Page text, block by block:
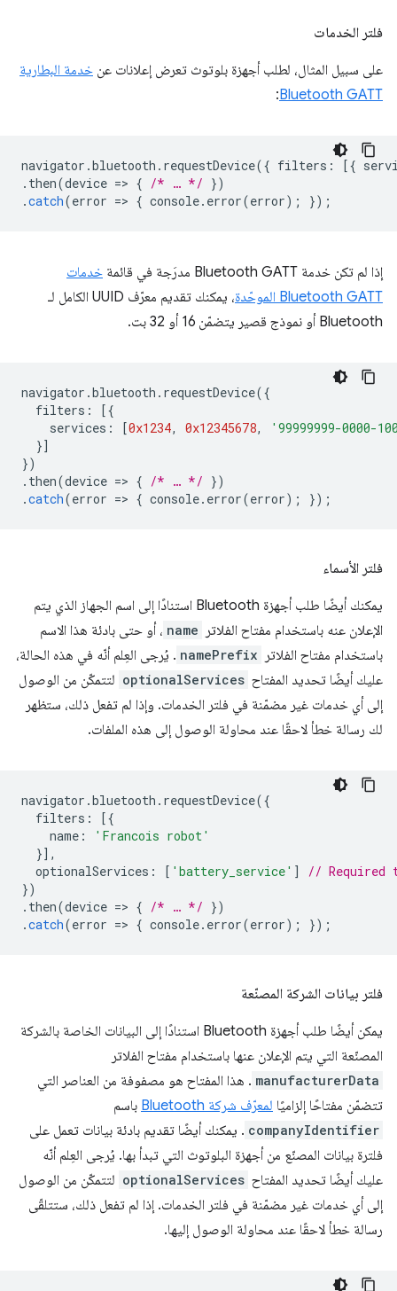
فلتر الخدمات
على سبيل المثال، لطلب أجهزة بلوتوث تعرض إعلانات عن خدمة البطارية
Bluetooth GATT
:
navigator .bluetooth . requestDevice({ filters : [{
. then(device => { /* … */ })
.catch(error => { console. error(error); });
إذا لم تكن خدمة Bluetooth GATT مدرَجة في قائمة
خدمات
Bluetooth GATT الموحّدة
، يمكنك تقديم معرّف UUID الكامل لـ
Bluetooth أو نموذج قصير يتضمّن 16 أو 32 بت.
navigator .bluetooth . requestDevice({
filters :
[{
services : [0x1234, 0x12345678,
'99999999-0000-
}]
})
. then(device => { /* … */ })
.catch(error => { console. error(error); });
فلتر الأسماء
يمكنك أيضًا طلب أجهزة Bluetooth استنادًا إلى اسم الجهاز الذي يتم
الإعلان عنه باستخدام مفتاح الفلاتر
name ، أو حتى بادئة هذا الاسم
باستخدام مفتاح الفلاتر
namePrefix . يُرجى العِلم أنّه في هذه الحالة،
عليك أيضًا تحديد المفتاح optionalServices لتتمكّن من الوصول
إلى أي خدمات غير مضمّنة في فلتر الخدمات. وإذا لم تفعل ذلك، ستظهر
لك رسالة خطأ لاحقًا عند محاولة الوصول إلى هذه الملفات.
navigator .bluetooth . requestDevice({
filters :
[{
name :
'Francois robot'
}],
optionalServices : [ 'battery_service' ]
// Required
})
. then(device => { /* … */ })
.catch(error => { console. error(error); });
فلتر بيانات الشركة المصنّعة
يمكن أيضًا طلب أجهزة Bluetooth استنادًا إلى البيانات الخاصة بالشركة
المصنّعة التي يتم الإعلان عنها باستخدام مفتاح الفلاتر
manufacturerData . هذا المفتاح هو مصفوفة من العناصر التي
تتضمّن مفتاحًا إلزاميًا لمعرّف شركة Bluetooth باسم
companyIdentifier . يمكنك أيضًا تقديم بادئة بيانات تعمل على
فلترة بيانات المصنّع من أجهزة البلوتوث التي تبدأ بها. يُرجى العِلم أنّه
عليك أيضًا تحديد المفتاح optionalServices لتتمكّن من الوصول
إلى أي خدمات غير مضمّنة في فلتر الخدمات. إذا لم تفعل ذلك، ستتلقّى
رسالة خطأ لاحقًا عند محاولة الوصول إليها.